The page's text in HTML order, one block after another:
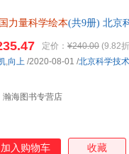
力量科学绘本(共9册) 北京
定价： ¥240.00 (9.82
瀚海图书专营店
,向上 /2020-08-01 /北京科学技
加入购物车 收藏